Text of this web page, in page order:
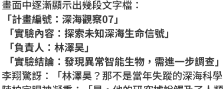
畫面中逐漸顯示出幾段文字檔：
「計畫編號：深海觀察07」
「實驗內容：探索未知深海生命信號」
「負責人：林澤昊」
「實驗結論：發現異常智能生物，需進一步調查」
李翔驚訝：「林澤昊？那不是當年失蹤的深海科學